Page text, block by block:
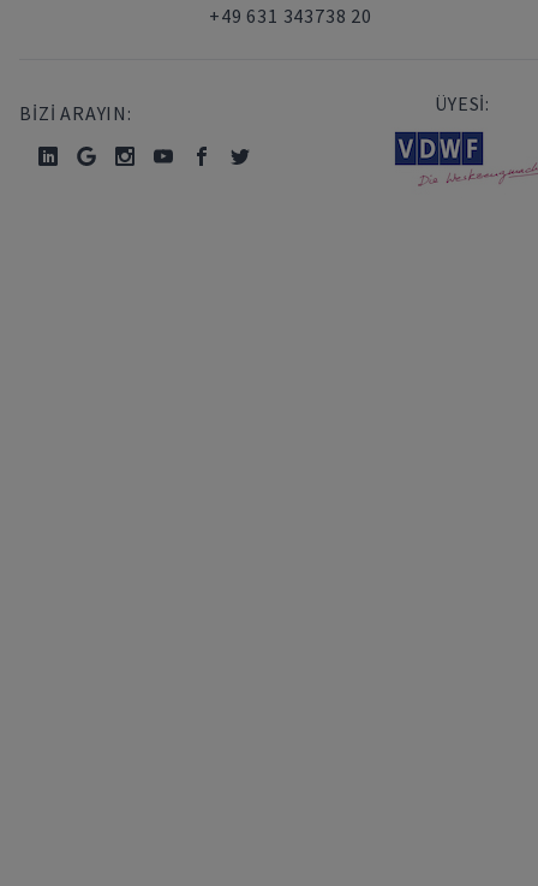
+49 631 343738 20
BİZİ ARAYIN: ÜYESİ: